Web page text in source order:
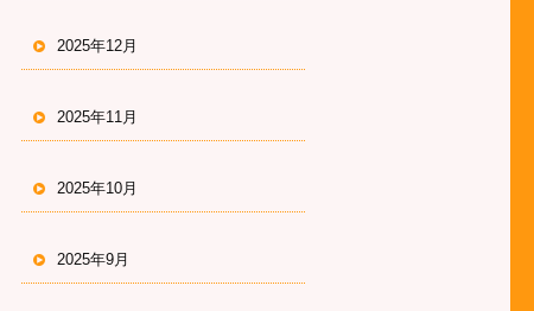
2025年12月
2025年11月
2025年10月
2025年9月